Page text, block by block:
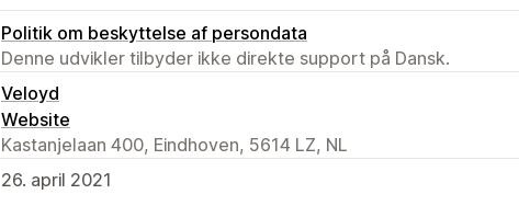
Politik om beskyttelse af persondata
Denne udvikler tilbyder ikke direkte support på Dansk.
Veloyd
Website
Kastanjelaan 400, Eindhoven, 5614 LZ, NL
26. april 2021